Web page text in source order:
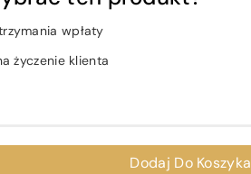
wpłaty
życzenie klienta
Dodaj Do Koszyka